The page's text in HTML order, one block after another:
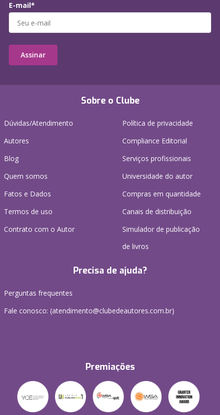
Sobre o Clube
Dúvidas/Atendimento
Autores
Blog
Quem somos
Fatos e Dados
Termos de uso
Contrato com o Autor
Política de privacidade
Compliance Editorial
Serviços profissionais
Universidade do autor
Compras em quantidade
Canais de distribuição
Simulador de publicação
de livros
Precisa de ajuda?
Perguntas frequentes
Fale conosco: (atendimento@clubedeautores.com.br)
Premiações
E-mail*
Assinar